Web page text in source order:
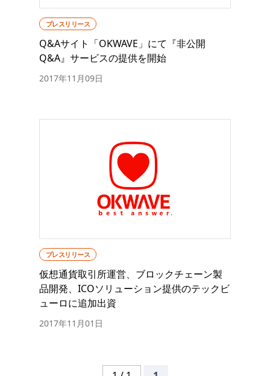
プレスリリース
Q&Aサイト「OKWAVE」にて『非公開
Q&A』サービスの提供を開始
2017年11月09日
プレスリリース
仮想通貨取引所運営、ブロックチェーン製
品開発、ICOソリューション提供のテックビ
ューロに追加出資
2017年11月01日